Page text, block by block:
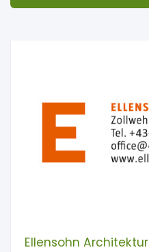
Ellensohn Architektur